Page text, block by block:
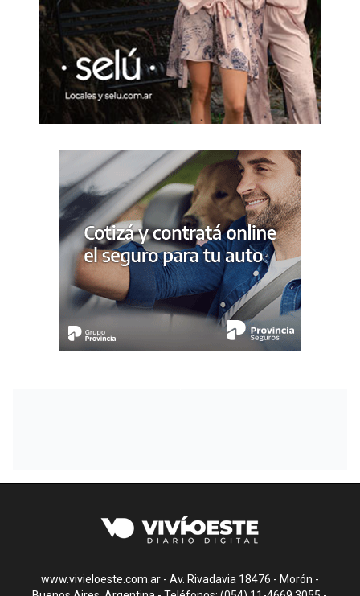
www.vivieloeste.com.ar - Av. Rivadavia 18476 - Morón -